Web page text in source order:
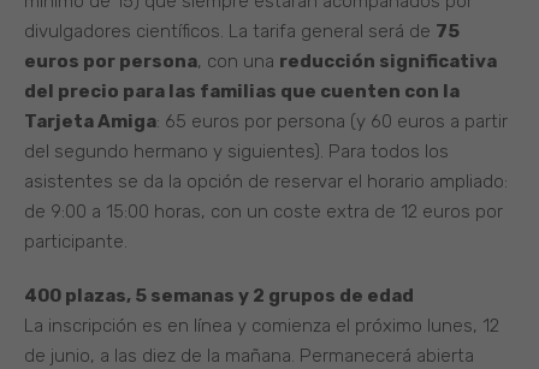
divulgadores científicos. La tarifa general será de 75
euros por persona, con una reducción significativa
del precio para las familias que cuenten con la
Tarjeta Amiga: 65 euros por persona (y 60 euros a partir
del segundo hermano y siguientes). Para todos los
asistentes se da la opción de reservar el horario ampliado:
de 9:00 a 15:00 horas, con un coste extra de 12 euros por
participante.
400 plazas, 5 semanas y 2 grupos de edad
La inscripción es en línea y comienza el próximo lunes, 12
de junio, a las diez de la mañana. Permanecerá abierta